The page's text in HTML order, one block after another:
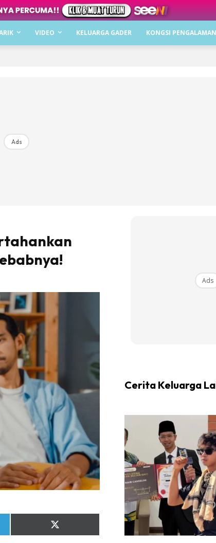
VIDEO KELUARGA GADER KONGSI PENGALAMAN
Ads
Share
on
Ads
Cerita Keluarga